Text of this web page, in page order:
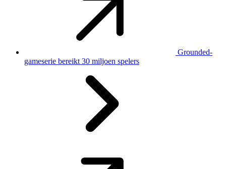
Grounded-
gameserie bereikt 30 miljoen spelers